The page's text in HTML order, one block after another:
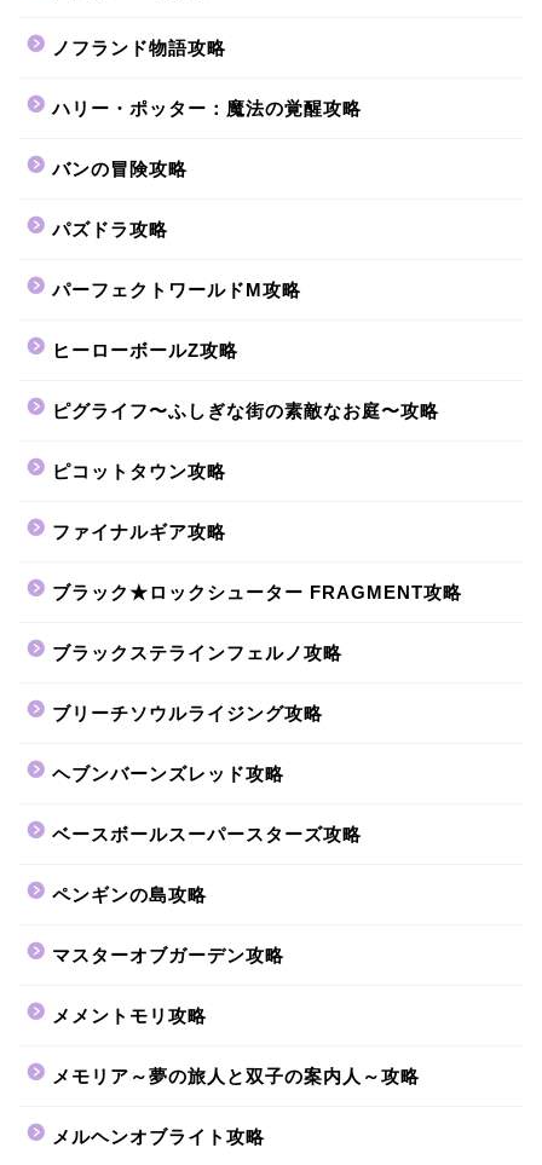
ノフランド物語攻略
ハリー・ポッター：魔法の覚醒攻略
バンの冒険攻略
パズドラ攻略
パーフェクトワールドM攻略
ヒーローボールZ攻略
ピグライフ〜ふしぎな街の素敵なお庭〜攻略
ピコットタウン攻略
ファイナルギア攻略
ブラック★ロックシューター FRAGMENT攻略
ブラックステラインフェルノ攻略
ブリーチソウルライジング攻略
ヘブンバーンズレッド攻略
ベースボールスーパースターズ攻略
ペンギンの島攻略
マスターオブガーデン攻略
メメントモリ攻略
メモリア～夢の旅人と双子の案内人～攻略
メルヘンオブライト攻略